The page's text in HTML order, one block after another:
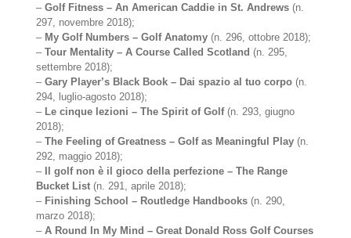
–Golf Fitness – An American Caddie in St. Andrews (n.
297, novembre 2018);
– My Golf Numbers – Golf Anatomy (n. 296, ottobre 2018);
–Tour Mentality – A Course Called Scotland (n. 295,
settembre 2018);
–Gary Player’s Black Book – Dai spazio al tuo corpo (n.
294, luglio-agosto 2018);
– Le cinque lezioni – The Spirit of Golf(n. 293, giugno
2018);
–The Feeling of Greatness – Golf as Meaningful Play (n.
292, maggio 2018);
–
Il golf non è il gioco della perfezione – The Range
Bucket List (n. 291, aprile 2018);
– Finishing School – Routledge Handbooks (n. 290,
marzo 2018);
–A Round In My Mind – Great Donald Ross Golf Courses